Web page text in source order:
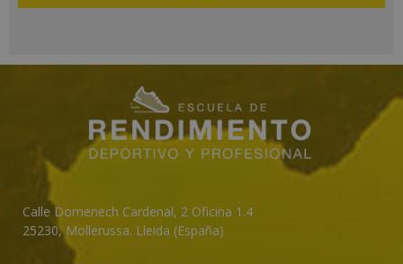
l
Calle Domenech Cardenal, 2 Oficina 1.4
25230, Mollerussa. Lleida (España)